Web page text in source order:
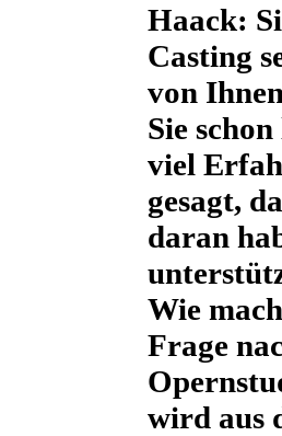
Haack:
Casting
von
Sie
viel
gesagt,
daran
Wie
Frage
wird aus